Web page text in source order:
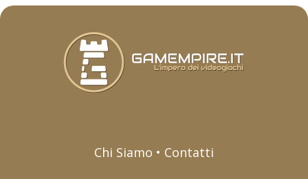
Chi Siamo • Contatti